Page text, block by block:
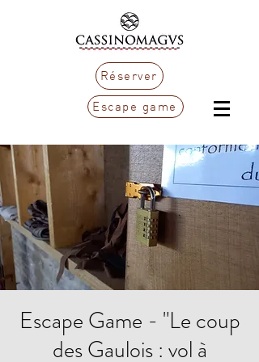
Réserver
Escape game
Escape Game - "Le coup
des Gaulois : vol à